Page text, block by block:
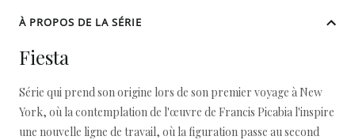
À PROPOS DE LA SÉRIE
Fiesta
Série qui prend son origine lors de son premier voyage à New
York, où la contemplation de l'œuvre de Francis Picabia l'inspire
une nouvelle ligne de travail, où la figuration passe au second